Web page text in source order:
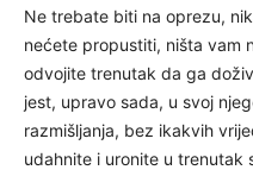
Ne trebate biti na oprezu,
nećete propustiti, ništa vam
odvojite trenutak da ga
jest, upravo sada, u svoj
razmišljanja, bez ikakvih
udahnite i uronite u trenutak